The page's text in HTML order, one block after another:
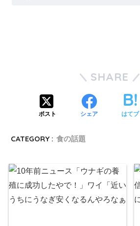
SHARE
ポスト シェア はてブ
CATEGORY : 食の話題